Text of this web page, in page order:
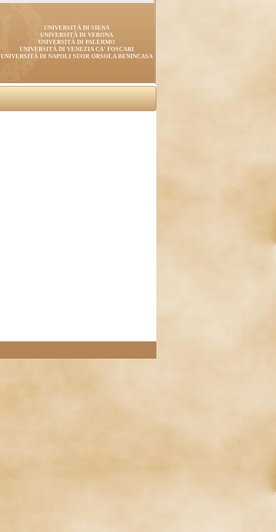
UNIVERSITÀ DI SIENA
UNIVERSITÀ DI VERONA
UNIVERSITÀ DI PALERMO
UNIVERSITÀ DI VENEZIA CA' FOSCARI
UNIVERSITÀ DI NAPOLI SUOR ORSOLA BENINCASA